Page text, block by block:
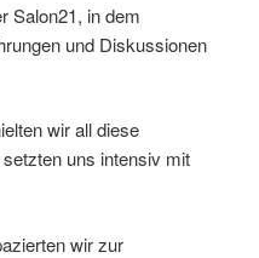
Salon21, in dem
und Diskussionen
wir all diese
uns intensiv mit
wir zur